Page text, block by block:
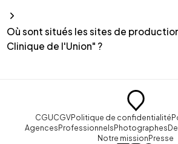
Où sont situés les sites de
Clinique de l'Union" ?
CGUCGVPolitique de confidentialité
AgencesProfessionnelsPhotographes
Notre missionPresse